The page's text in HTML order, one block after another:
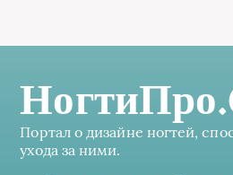
Портал о дизайне ногтей,
ухода за ними.